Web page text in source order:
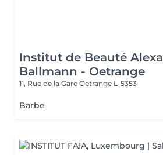
Institut de Beauté Alexa
Ballmann - Oetrange
11, Rue de la Gare Oetrange L-5353
Barbe